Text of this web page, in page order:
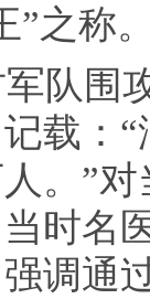
”之称
围
载：
。”
时名
调通